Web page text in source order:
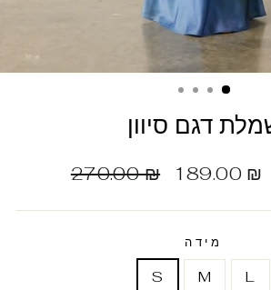
דגם סיוון
מחיר
270.00 ₪
מחיר
189.00 ₪
מידה
S M L